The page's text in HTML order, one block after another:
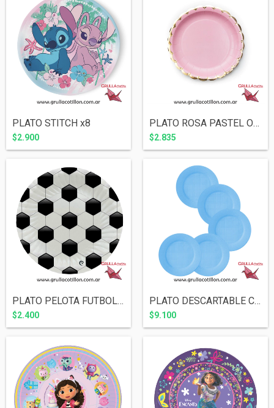
PLATO STITCH x8
$2.900
PLATO ROSA PASTEL ONDAS DORADAS x8
$2.835
PLATO PELOTA FUTBOL x8
$2.400
PLATO DESCARTABLE CELESTE x50
$9.100